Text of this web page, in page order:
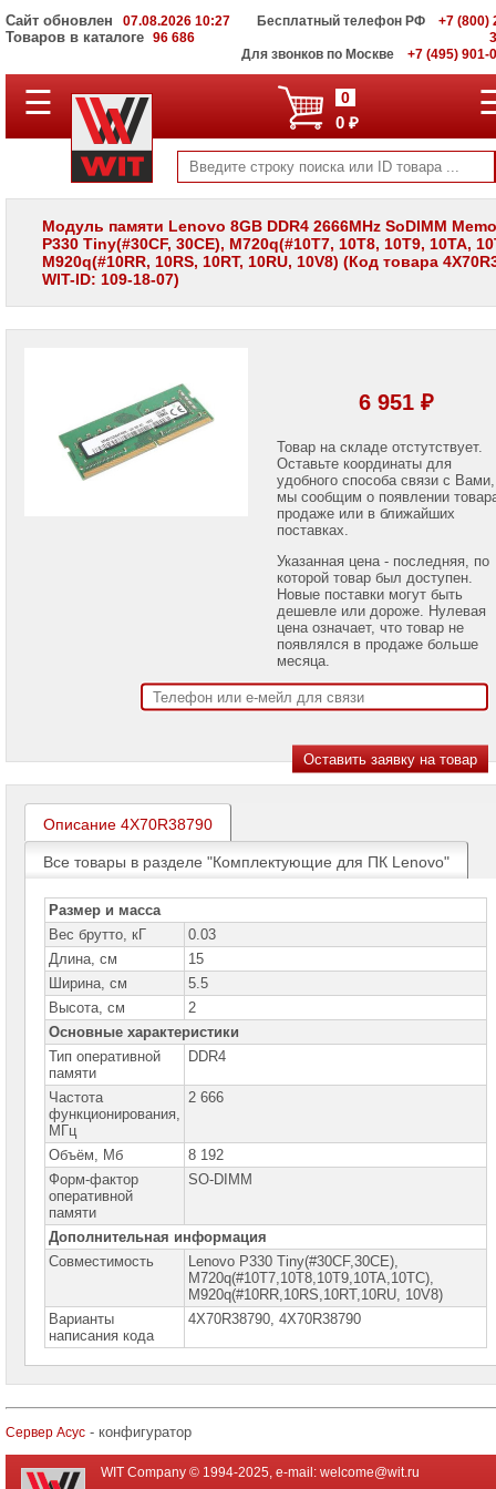
Сайт обновлен 07.08.2026 10:27
Товаров в каталоге 96 686
Бесплатный телефон РФ
+7 (800)
Для звонков по Москве
+7 (495) 901-
ПОЛНЫЙ
КАТАЛОГ
Корпоративные
серверы
WIT
Системы
хранения
данных
Проекторы
лампы
Настольные
Acer
Настольные
компьютеры
ASUS
Настольные
компьютеры
Hiper
Настольные
компьютеры
Huawei
Настольные
компьютеры
HP
Настольные
компьютеры
Dell
Настольные
ПК
Lenovo
Tiny
ПК
Lenovo
V
ПК
☰ 0
0 ₽
Модуль памяти Lenovo 8GB DDR4 2666MHz SoDIMM
P330 Tiny(#30CF, 30CE), M720q(#10T7, 10T8, 10T9, 10TA,
M920q(#10RR, 10RS, 10RT, 10RU, 10V8) (Код товара
WIT-ID: 109-18-07)
6 951 ₽
Товар на складе отстутствует.
Оставьте координаты для
удобного способа связи с Вами,
мы сообщим о появлении
продаже или в ближайших
поставках.
Указанная цена - последняя, по
которой товар был доступен.
Новые поставки могут быть
дешевле или дороже. Нулевая
цена означает, что товар не
появлялся в продаже больше
месяца.
Описание 4X70R38790
Все товары в разделе "Комплектующие для ПК Lenovo"
Размер и масса
Вес брутто, кГ
0.03
Длина, см
15
Ширина, см
5.5
Высота, см
2
Основные характеристики
Тип оперативной
памяти
DDR4
Частота
функционирования,
МГц
2 666
Объём, Мб
8 192
Форм-фактор
оперативной
памяти
SO-DIMM
Дополнительная информация
Совместимость
Lenovo P330 Tiny(#30CF,30CE),
M720q(#10T7,10T8,10T9,10TA,10TC),
M920q(#10RR,10RS,10RT,10RU, 10V8)
Варианты
написания кода
4X70R38790, 4X70R38790
Сервер Асус- конфигуратор
WIT Company © 1994-2025, e-mail: welcome@wit.ru